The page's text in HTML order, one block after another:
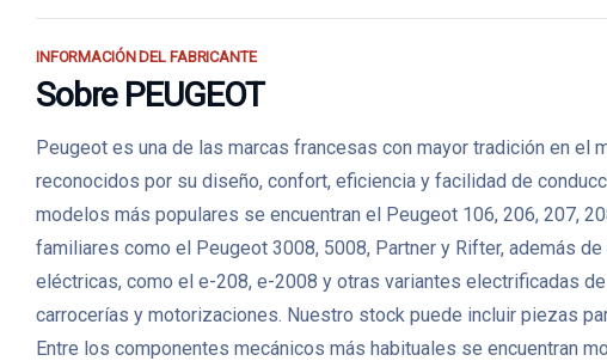
INFORMACIÓN DEL FABRICANTE
Sobre PEUGEOT
Peugeot es una de las marcas francesas con mayor tradición en el
reconocidos por su diseño, confort, eficiencia y facilidad de
modelos más populares se encuentran el Peugeot 106, 206, 207,
familiares como el Peugeot 3008, 5008, Partner y Rifter, además
eléctricas, como el e-208, e-2008 y otras variantes electrificadas
carrocerías y motorizaciones. Nuestro stock puede incluir piezas
Entre los componentes mecánicos más habituales se encuentran